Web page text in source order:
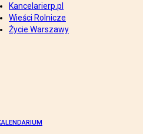
Kancelarierp.pl
Wieści Rolnicze
Życie Warszawy